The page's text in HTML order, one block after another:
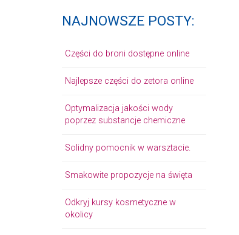
NAJNOWSZE POSTY:
Części do broni dostępne online
Najlepsze części do zetora online
Optymalizacja jakości wody
poprzez substancje chemiczne
Solidny pomocnik w warsztacie.
Smakowite propozycje na święta
Odkryj kursy kosmetyczne w
okolicy